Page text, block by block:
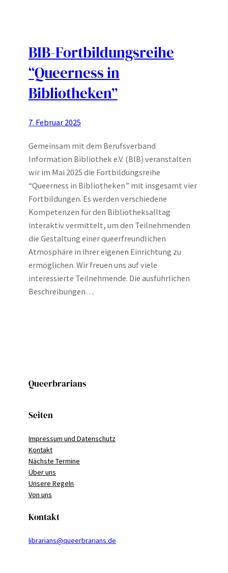
BIB-Fortbildungsreihe
“Queerness in
Bibliotheken”
7. Februar 2025
Gemeinsam mit dem Berufsverband
Information Bibliothek e.V. (BIB) veranstalten
wir im Mai 2025 die Fortbildungsreihe
“Queerness in Bibliotheken” mit insgesamt vier
Fortbildungen. Es werden verschiedene
Kompetenzen für den Bibliotheksalltag
interaktiv vermittelt, um den Teilnehmenden
die Gestaltung einer queerfreundlichen
Atmosphäre in ihrer eigenen Einrichtung zu
ermöglichen. Wir freuen uns auf viele
interessierte Teilnehmende. Die ausführlichen
Beschreibungen…
Queerbrarians
Seiten
Impressum und Datenschutz
Kontakt
Nächste Termine
Über uns
Unsere Regeln
Von uns
Kontakt
librarians@queerbrarians.de